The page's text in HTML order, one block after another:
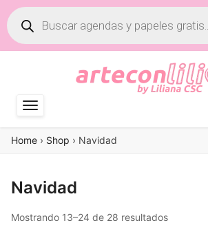
Búsqueda
de
productos
Home › Shop › Navidad
Navidad
Mostrando 13–24 de 28 resultadosOrdenado